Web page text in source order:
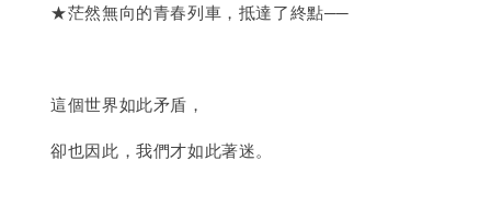
★茫然無向的青春列車，抵達了終點──
這個世界如此矛盾，
卻也因此，我們才如此著迷。